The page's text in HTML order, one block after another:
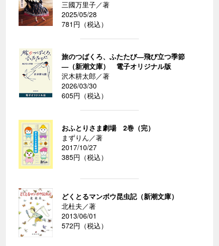
三國万里子／著
2025/05/28
781円（税込）
旅のつばくろ、ふたたび―飛び立つ季節
―（新潮文庫） 電子オリジナル版
沢木耕太郎／著
2026/03/30
605円（税込）
おふとりさま劇場 2巻（完）
まずりん／著
2017/10/27
385円（税込）
どくとるマンボウ昆虫記（新潮文庫）
北杜夫／著
2013/06/01
572円（税込）